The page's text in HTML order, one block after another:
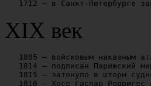
XIX век
1805 — войсковым наказным
1814 — подписан Парижский
1815 — затонуло в шторм
1816 — Хосе Гаспар Родригес